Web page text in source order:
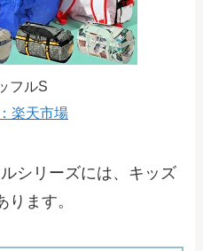
フルS
楽天市場
シリーズには、キッズ
ます。